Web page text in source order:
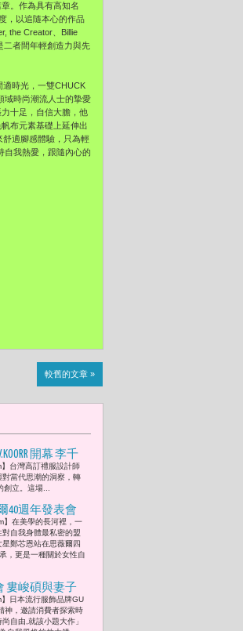
。作為具有高知名
， 以追隨本心的作品
the Creator、Billie
二者間年輕創造力與先
時光，一雙CHUCK
域時尚潮流人士的摯愛
十足，自信大膽， 他
布元素基礎上延伸出
適腳感體驗， 只為輕
自我熱愛，跟隨內心的
較舊的文章 »
開幕 李千
賴昕婕新生代
姐7》蕭薔都
台灣高訂禮服設計師
當代思潮的洞察，轉
立。這場...
爾40週年發表會
己的身體 全世
】在美學的長河裡，一
自我身體最私密的盟
鄭芯恩站在思薇爾四
，更是一種關於女性自
會 婁峻碩與妻子
由風
日本流行服飾品牌GU
神，邀請消費者探索時
自由,就該小題大作」